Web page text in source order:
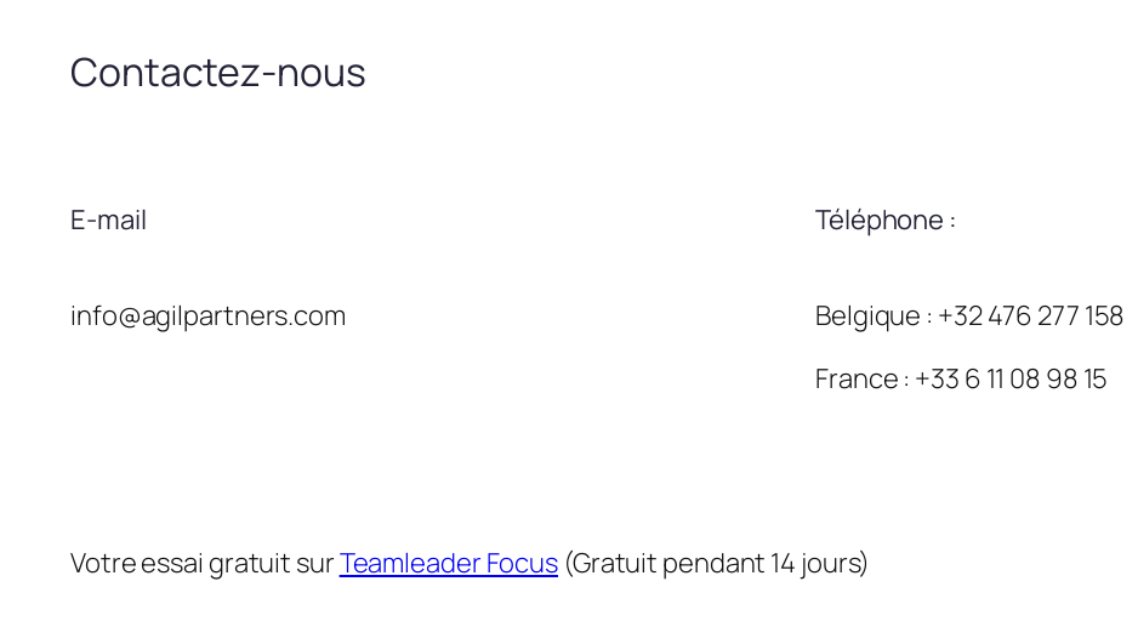
Contactez-nous
E-mail
info@agilpartners.com
Téléphone :
Belgique : +32 476 277 158
France : +33 6 11 08 98 15
Votre essai gratuit surTeamleader Focus (Gratuit pendant 14 jours)